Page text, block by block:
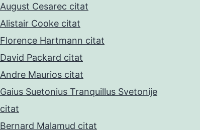
August Cesarec citat
Alistair Cooke citat
Florence Hartmann citat
David Packard citat
Andre Maurios citat
Gaius Suetonius Tranquillus Svetonije
citat
Bernard Malamud citat